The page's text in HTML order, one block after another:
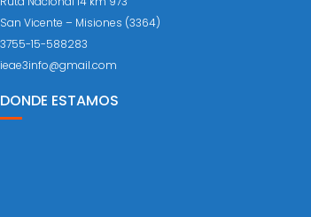
San Vicente – Misiones (3364)
3755-15-588283
ieae3info@gmail.com
DONDE ESTAMOS